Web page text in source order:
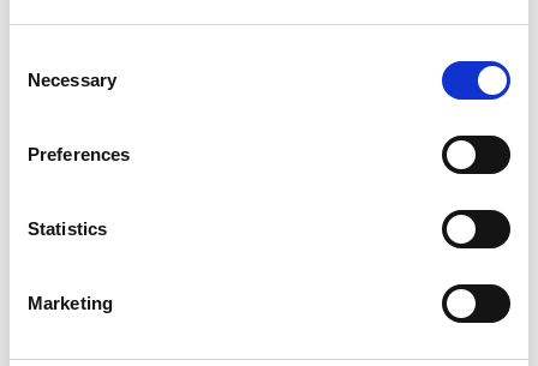
Selection
Necessary
Preferences
Statistics
Marketing
Flamingo Autogordel
grijs